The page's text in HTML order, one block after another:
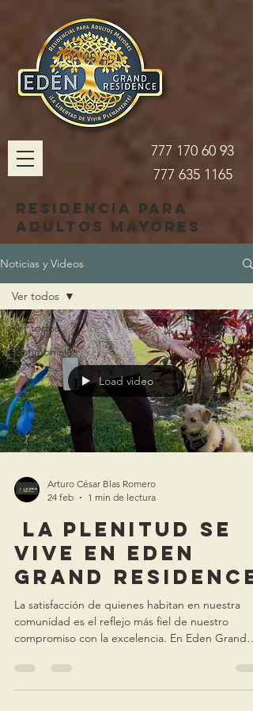
777 170 60 93
777 635 1165
Residencia para
adultos mayores
Noticias y Videos
Ver todos
Testimoniales
Ver todos
Load video
Arturo César Blas Romero
24 feb
1 min de lectura
La Plenitud se
Vive en Eden
Grand Residence
La satisfacción de quienes habitan en nuestra
comunidad es el reflejo más fiel de nuestro
compromiso con la excelencia. En Eden Grand
ofrecer una experiencia de vida superior en la
Ciudad de la Eterna Primavera, Cuernavaca.